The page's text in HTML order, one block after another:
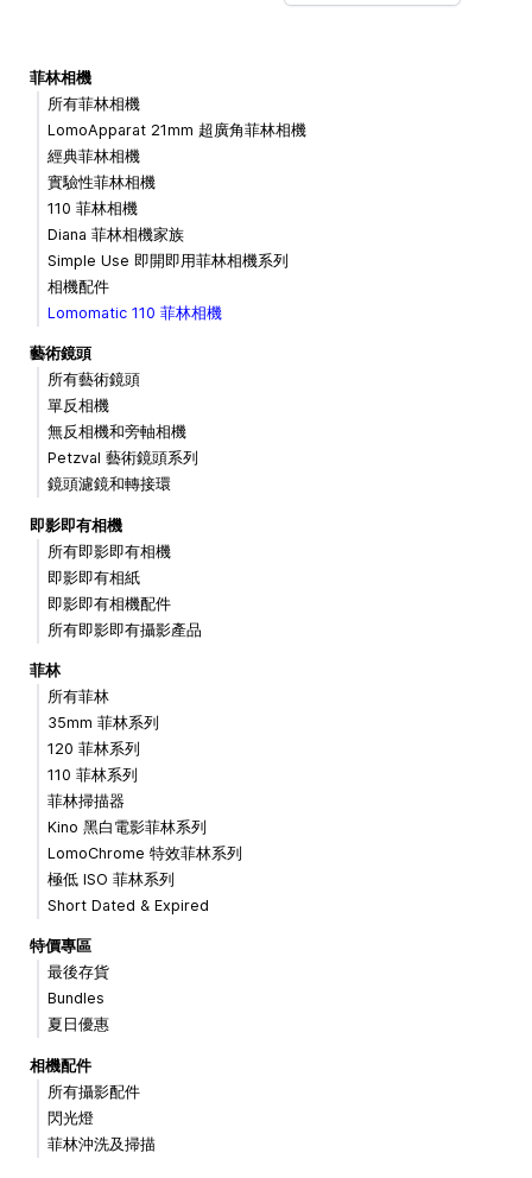
菲林相機
所有菲林相機
LomoApparat 21mm 超廣角菲林相機
經典菲林相機
實驗性菲林相機
110 菲林相機
Diana 菲林相機家族
Simple Use 即開即用菲林相機系列
相機配件
Lomomatic 110 菲林相機
藝術鏡頭
所有藝術鏡頭
單反相機
無反相機和旁軸相機
Petzval 藝術鏡頭系列
鏡頭濾鏡和轉接環
即影即有相機
所有即影即有相機
即影即有相紙
即影即有相機配件
所有即影即有攝影產品
菲林
所有菲林
35mm 菲林系列
120 菲林系列
110 菲林系列
菲林掃描器
Kino 黑白電影菲林系列
LomoChrome 特效菲林系列
極低 ISO 菲林系列
Short Dated & Expired
特價專區
最後存貨
Bundles
夏日優惠
相機配件
所有攝影配件
閃光燈
菲林沖洗及掃描